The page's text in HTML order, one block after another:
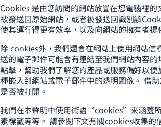
Cookies 是由您訪問的網站放置在您電腦裡
被發送回原始網站，或者被發送回識別該
使其運行得更有效率，以及向網站的擁有者提
除 cookies外，我們還會在網站上使用網站
送的電子郵件可能含有連結至我們網站內容
點擊，幫助我們了解您的產品或服務偏好以
種嵌入到網站或電子郵件中的透明圖像。 借
是否被打開。
我們在本聲明中使用術語“cookies”來涵蓋
素標籤等等。 請參閱下文有關cookies收集的